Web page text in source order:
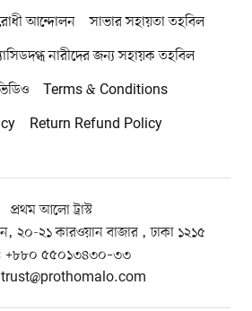
আন্দোলন
সাভার সহায়তা তহবিল
নারীদের জন্য সহায়ক তহবিল
Terms & Conditions
Return Refund Policy
প্রথম আলো ট্রাস্ট
২০-২১ কারওয়ান বাজার , ঢাকা ১২১৫
+৮৮০ ৫৫০১৩৪৩০–৩৩
trust@prothomalo.com